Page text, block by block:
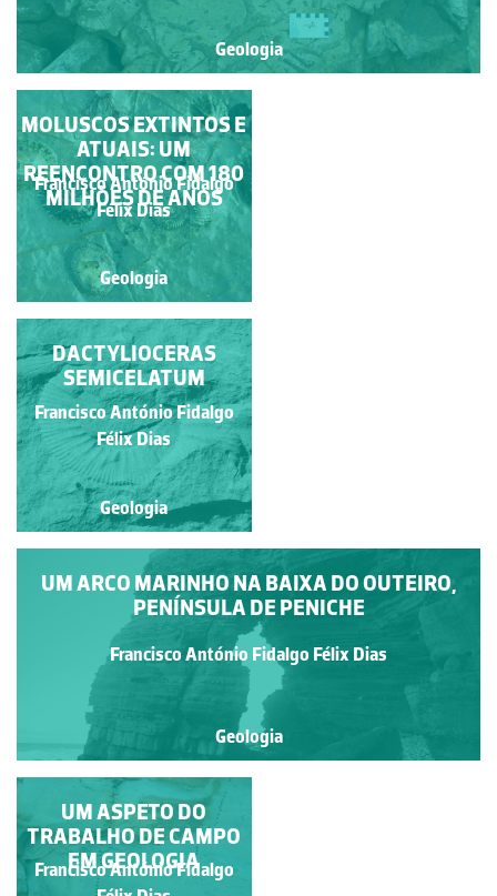
Geologia
AMONITE
FOSSILIZADA EM
ESTRATOS DO
PLIENSBAQUIANO
Francisco António Fidalgo
Félix Dias
Geologia
MOLUSCOS EXTINTOS E
ATUAIS: UM
REENCONTRO COM 180
MILHÕES DE ANOS
Francisco António Fidalgo
Félix Dias
Geologia
FALHA NORMAL EM
ESTRATOS DO
PLIENSBAQUIANO
(JURÁSSICO
INFERIOR)
Francisco António Fidalgo
Félix Dias
Geologia
DACTYLIOCERAS
SEMICELATUM
Francisco António Fidalgo
Félix Dias
Geologia
UM ARCO MARINHO NA BAIXA DO OUTEIRO,
PENÍNSULA DE PENICHE
Francisco António Fidalgo Félix Dias
Geologia
A AMONITE PARECE
REGRESSAR AO
AMBIENTE DE
ORIGEM
Francisco António Fidalgo
UM ASPETO DO
TRABALHO DE CAMPO
EM GEOLOGIA
Francisco António Fidalgo